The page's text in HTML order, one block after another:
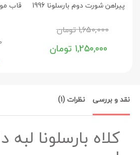
پیراهن شورت دوم بارسلونا 1996
1,650,000تومان
1,250,000 تومان
قاب
نقد و بررسی نظرات (1)
کلاه بارسلونا لبه